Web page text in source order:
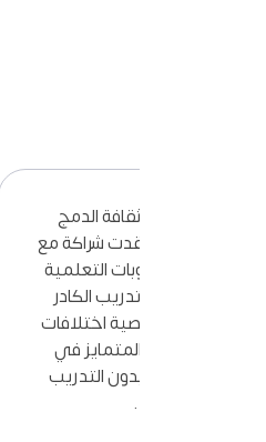
بصفتي مديرة مدرسة ولتعزيز
في مدرسة المنار النموذجية
الجمعية المتخصصة في
لتطوير قسم صعوبات التّعلّم
الإداري والتعليمي لفهم
التعلم والبدء بتطبيق التعليم
الصفوف. وهذا لم يكن ممكناً بدون
الفعّال الذي قدّمه فريق LDPA.